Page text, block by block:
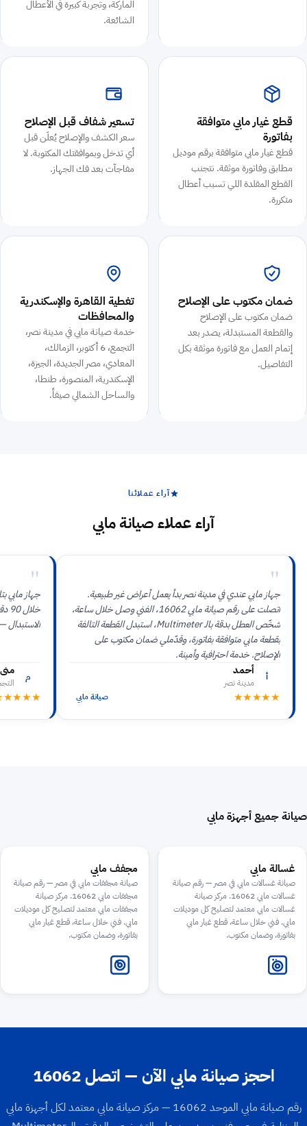
الماركة، وتجربة كبيرة في الأعطال
الشائعة.
قطع غيار مابي متوافقة
بفاتورة
قطع غيار مابي متوافقة برقم موديل
مطابق وفاتورة موثقة. نتجنب
القطع المقلدة اللي تسبب أعطال
متكررة.
تسعير شفاف قبل الإصلاح
سعر الكشف والإصلاح يُعلَن قبل
أي تدخل وبموافقتك المكتوبة. لا
مفاجآت بعد فك الجهاز.
ضمان مكتوب على الإصلاح
ضمان مكتوب على الإصلاح
والقطعة المستبدلة، يصدر بعد
إتمام العمل مع فاتورة موثقة بكل
التفاصيل.
تغطية القاهرة والإسكندرية
والمحافظات
خدمة صيانة مابي في مدينة نصر،
التجمع، 6 أكتوبر، الزمالك،
المعادي، مصر الجديدة، الجيزة،
الإسكندرية، المنصورة، طنطا،
والساحل الشمالي صيفاً.
آراء عملائنا
آراء عملاء صيانة مابي
"
جهاز مابي عندي في مدينة نصر بدأ يعمل أعراض غير طبيعية.
اتصلت على رقم صيانة مابي 16062، الفني وصل خلال ساعة،
شخّص العطل بدقة بالـ Multimeter، استبدل القطعة التالفة
بقطعة مابي متوافقة بفاتورة، وقدّملي ضمان مكتوب على
الإصلاح. خدمة احترافية وأمينة.
أ أحمد
مدينة نصر
★★★★★ صيانة مابي
"
جهاز مابي
م منى
صيانة جميع أجهزة مابي
غسالة مابي
صيانة غسالات مابي في مصر — رقم صيانة
غسالات مابي 16062. مركز صيانة
غسالات مابي معتمد لتصليح كل موديلات
مابي. فني خلال ساعة، قطع غيار مابي
بفاتورة، وضمان مكتوب.
مجفف مابي
صيانة مجففات مابي في مصر — رقم صيانة
مجففات مابي 16062. مركز صيانة
مجففات مابي معتمد لتصليح كل موديلات
مابي. فني خلال ساعة، قطع غيار مابي
بفاتورة، وضمان مكتوب.
احجز صيانة مابي الآن — اتصل 16062
رقم صيانة مابي الموحد 16062 — مركز صيانة مابي معتمد لكل أجهزة مابي